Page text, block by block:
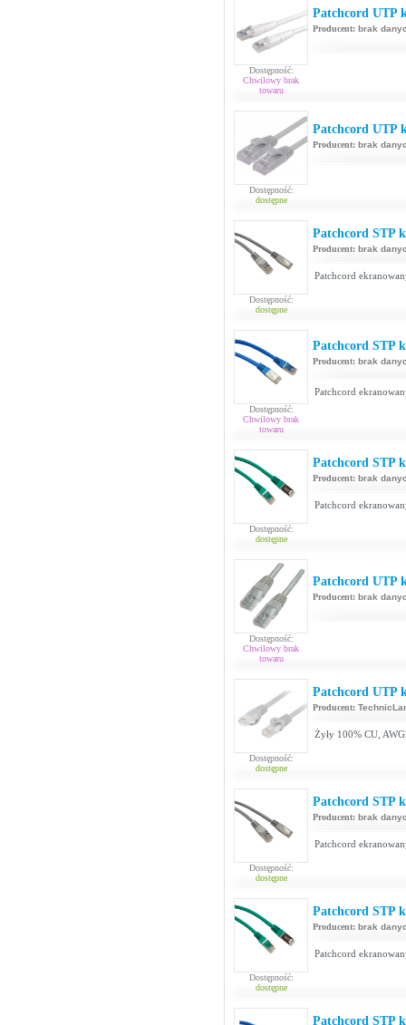
Dostępność:
Chwilowy brak
towaru
Patchcord UTP
Producent: brak
Dostępność:
dostępne
Patchcord UTP
Producent: brak
Dostępność:
dostępne
Patchcord STP
Producent: brak
Patchcord
Dostępność:
Chwilowy brak
towaru
Patchcord STP
Producent: brak
Patchcord
Dostępność:
dostępne
Patchcord STP
Producent: brak
Patchcord
Dostępność:
Chwilowy brak
towaru
Patchcord UTP
Producent: brak
Dostępność:
dostępne
Patchcord UTP
Producent:
Żyły 100% CU,
Dostępność:
dostępne
Patchcord STP
Producent: brak
Patchcord
Dostępność:
dostępne
Patchcord STP
Producent: brak
Patchcord
Patchcord STP